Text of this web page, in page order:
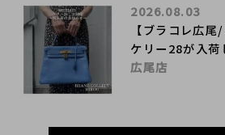
【ブラコレ広
ケリー28が入荷
2026.08.03
広尾店